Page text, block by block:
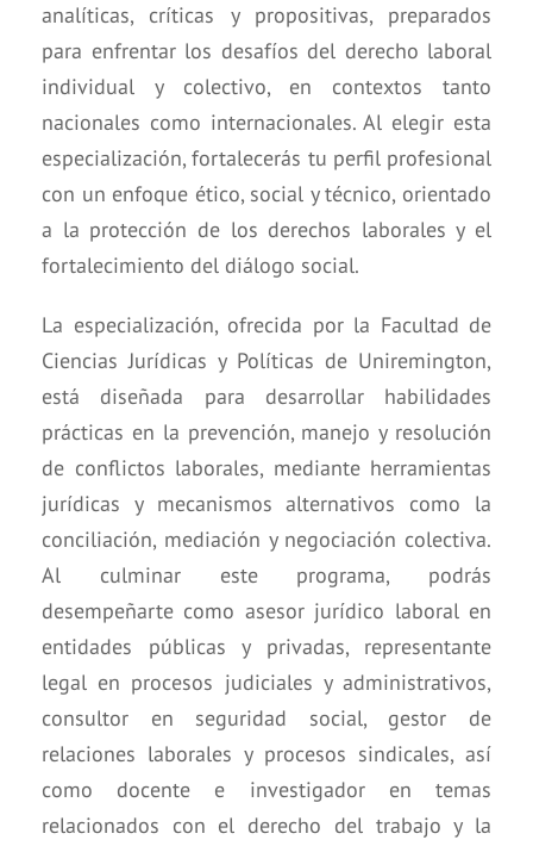
analíticas, críticas y propositivas, preparados
para enfrentar los desafíos del derecho laboral
individual y colectivo, en contextos tanto
nacionales como internacionales. Al elegir esta
especialización, fortalecerás tu perfil profesional
con un enfoque ético, social y técnico, orientado
a la protección de los derechos laborales y el
fortalecimiento del diálogo social.
La especialización, ofrecida por la Facultad de
Ciencias Jurídicas y Políticas de Uniremington,
está diseñada para desarrollar habilidades
prácticas en la prevención, manejo y resolución
de conflictos laborales, mediante herramientas
jurídicas y mecanismos alternativos como la
conciliación, mediación y negociación colectiva.
Al culminar este programa, podrás
desempeñarte como asesor jurídico laboral en
entidades públicas y privadas, representante
legal en procesos judiciales y administrativos,
consultor en seguridad social, gestor de
relaciones laborales y procesos sindicales, así
como docente e investigador en temas
relacionados con el derecho del trabajo y la